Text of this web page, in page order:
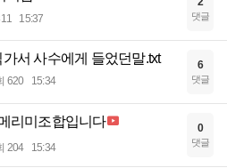
15:37 댓글
서 사수에게 들었던말.txt
620 15:34
6
댓글
리미조합입니다
204 15:34
0
댓글